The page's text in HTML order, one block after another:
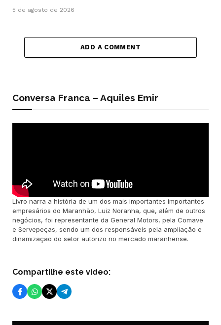
5 de agosto de 2026
ADD A COMMENT
Conversa Franca – Aquiles Emir
Livro narra a história de um dos mais importantes importantes
empresários do Maranhão, Luiz Noranha, que, além de outros
negócios, foi representante da General Motors, pela Comave
e Servepeças, sendo um dos responsáveis pela ampliação e
dinamização do setor autorizo no mercado maranhense.
Compartilhe este vídeo: